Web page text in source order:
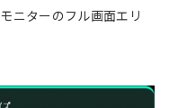
ニターのフル画面エリ